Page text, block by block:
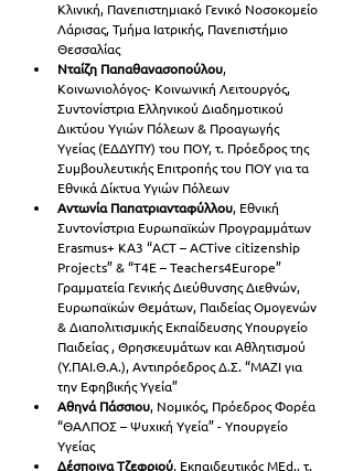
Κλινική, Πανεπιστημιακό Γενικό Νοσοκομείο
Λάρισας, Τμήμα Ιατρικής, Πανεπιστήμιο
Θεσσαλίας
Νταίζη Παπαθανασοπούλου,
Κοινωνιολόγος- Κοινωνική Λειτουργός,
Συντονίστρια Ελληνικού Διαδημοτικού
Δικτύου Υγιών Πόλεων & Προαγωγής
Υγείας (ΕΔΔΥΠΥ) του ΠΟΥ, τ. Πρόεδρος της
Συμβουλευτικής Επιτροπής του ΠΟΥ για τα
Εθνικά Δίκτυα Υγιών Πόλεων
Αντωνία Παπατριανταφύλλου, Εθνική
Συντονίστρια Ευρωπαϊκών Προγραμμάτων
Erasmus+ ΚΑ3 “ACT – ACTive citizenship
Projects” & “T4E – Teachers4Europe”
Γραμματεία Γενικής Διεύθυνσης Διεθνών,
Ευρωπαϊκών Θεμάτων, Παιδείας Ομογενών
& Διαπολιτισμικής Εκπαίδευσης Υπουργείο
Παιδείας , Θρησκευμάτων και Αθλητισμού
(Υ.ΠΑΙ.Θ.Α.), Αντιπρόεδρος Δ.Σ. “ΜΑΖΙ για
την Εφηβικής Υγεία”
Αθηνά Πάσσιου, Νομικός, Πρόεδρος Φορέα
“ΘΑΛΠΟΣ – Ψυχική Υγεία” - Υπουργείο
Υγείας
Δέσποινα Τζεφριού, Εκπαιδευτικός MEd., τ.